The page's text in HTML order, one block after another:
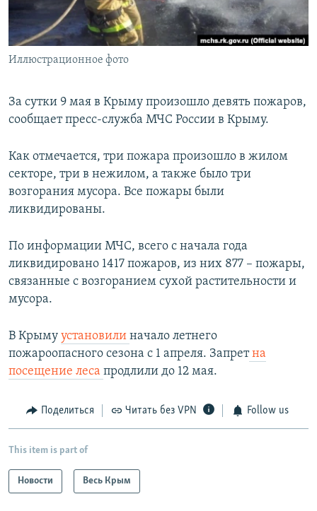
ПОБЕДИТЕЛЕЙ НЕ СУДЯТ?
КРЫМ.НЕПОКОРЕННЫЙ
ELIFBE
ПРИСОЕДИНЯЙТЕСЬ!
Все сайты RFE/RL
Иллюстрационное фото
За сутки 9 мая в Крыму произошло девять пожаров,
сообщает пресс-служба МЧС России в Крыму.
Как отмечается, три пожара произошло в жилом
секторе, три в нежилом, а также было три
возгорания мусора. Все пожары были
ликвидированы.
По информации МЧС, всего с начала года
ликвидировано 1417 пожаров, из них 877 – пожары,
связанные с возгоранием сухой растительности и
мусора.
В Крыму установили начало летнего
пожароопасного сезона с 1 апреля. Запретна
посещение леса продлили до 12 мая.
Поделиться Читать без VPN Follow us
This item is part of
Новости Весь Крым